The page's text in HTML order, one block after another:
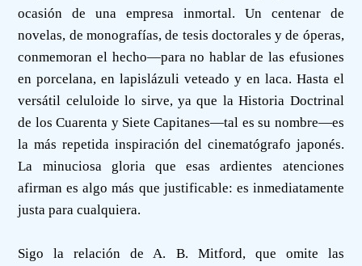
ocasión de una empresa inmortal. Un centenar de
novelas, de monografías, de tesis doctorales y de óperas,
conmemoran el hecho—para no hablar de las efusiones
en porcelana, en lapislázuli veteado y en laca. Hasta el
versátil celuloide lo sirve, ya que la Historia Doctrinal
de los Cuarenta y Siete Capitanes—tal es su nombre—es
la más repetida inspiración del cinematógrafo japonés.
La minuciosa gloria que esas ardientes atenciones
afirman es algo más que justificable: es inmediatamente
justa para cualquiera.
Sigo la relación de A. B. Mitford, que omite las